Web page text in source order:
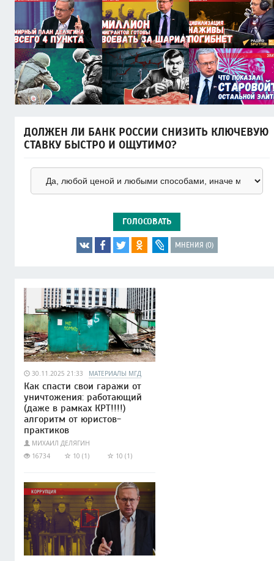
ДОЛЖЕН ЛИ БАНК РОССИИ СНИЗИТЬ КЛЮЧЕВУЮ
СТАВКУ БЫСТРО И ОЩУТИМО?
ГОЛОСОВАТЬ
МНЕНИЯ (0)
30.11.2025 21:33 МАТЕРИАЛЫ МГД
Как спасти свои гаражи от
уничтожения: работающий
(даже в рамках КРТ!!!!)
алгоритм от юристов-
практиков
МИХАИЛ ДЕЛЯГИН
16734
10 (1) 10 (1)